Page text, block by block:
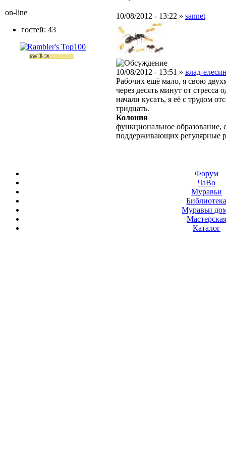
10/08/2012 - 13:22 » sannet
10/08/2012 - 13:51 » влад-
Рабочих ещё мало, я свою
через десять минут от стресса
начали кусать, я её с трудом
тридцать.
Колония
функциональное образование,
поддерживающих регулярные
on-line
гостей: 43
Форум
ЧаВо
Муравьи
Муравьи
Мастерская
Каталог